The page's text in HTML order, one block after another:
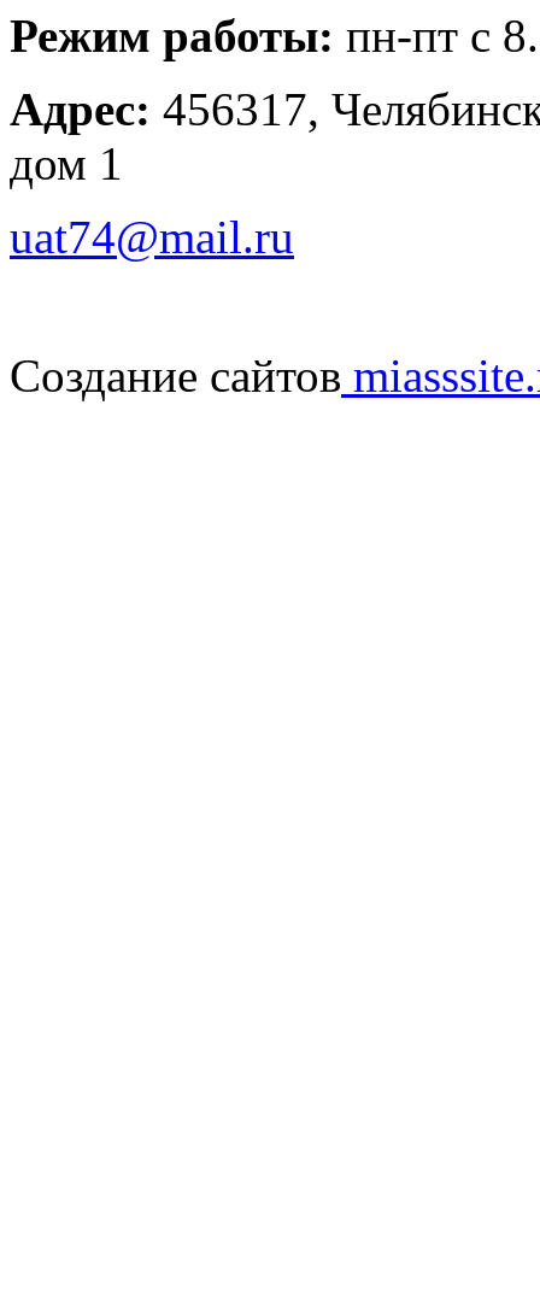
Режим работы: пн-пт с
Адрес: 456317,
дом 1
uat74@mail.ru
Создание сайтов